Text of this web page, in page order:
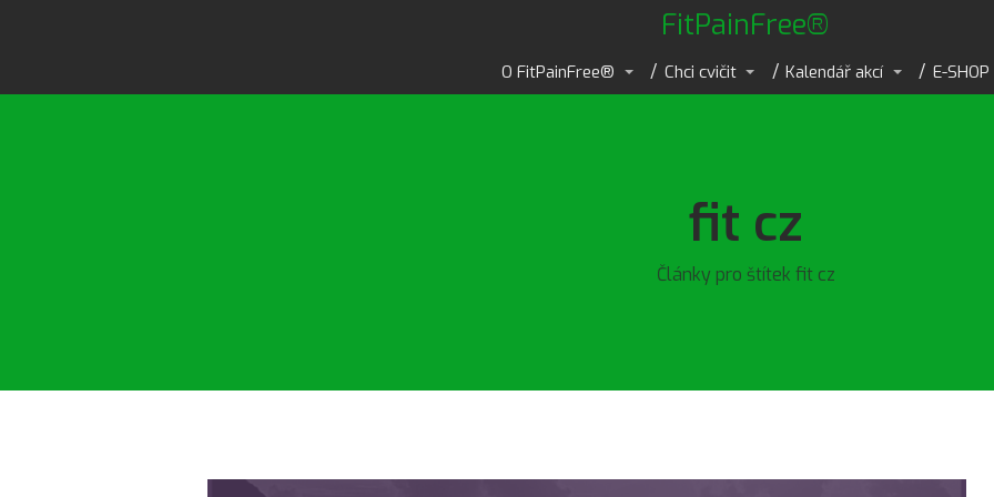
FitPainFree®
O FitPainFree® Chci cvičit Kalendář akcí E-SHOP
fit cz
Články pro štítek fit cz